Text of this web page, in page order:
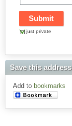
just private
Save this address
Add to bookmarks